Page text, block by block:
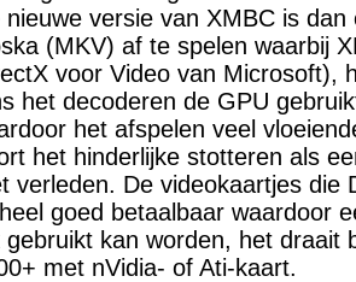
versie van XMBC is
(MKV) af te spelen waarbij
voor Video van Microsoft),
het decoderen de GPU
het afspelen veel
het hinderlijke stotteren als
verleden. De videokaartjes die
goed betaalbaar waardoor
gebruikt kan worden, het draait
met nVidia- of Ati-kaart.